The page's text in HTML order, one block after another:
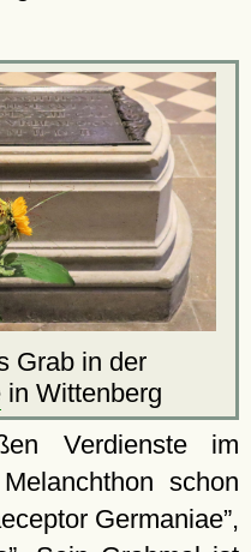
Grab in der
in Wittenberg
Verdienste im
schon
Germaniae ,